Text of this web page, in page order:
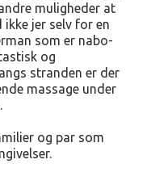
muligheder at
jer selv for en
som er nabo-
og
stranden er der
massage under
og par som